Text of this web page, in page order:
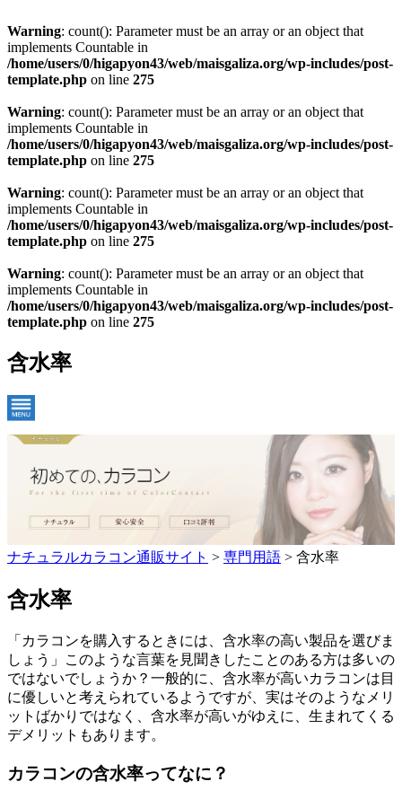
Warning: count(): Parameter must be an array or an object that
implements Countable in
/home/users/0/higapyon43/web/maisgaliza.org/wp-includes/post-
template.php on line 275
Warning: count(): Parameter must be an array or an object that
implements Countable in
/home/users/0/higapyon43/web/maisgaliza.org/wp-includes/post-
template.php on line 275
Warning: count(): Parameter must be an array or an object that
implements Countable in
/home/users/0/higapyon43/web/maisgaliza.org/wp-includes/post-
template.php on line 275
Warning: count(): Parameter must be an array or an object that
implements Countable in
/home/users/0/higapyon43/web/maisgaliza.org/wp-includes/post-
template.php on line 275
含水率
ナチュラルカラコン通販サイト > 専門用語 > 含水率
含水率
「カラコンを購入するときには、含水率の高い製品を選びま
しょう」このような言葉を見聞きしたことのある方は多いの
ではないでしょうか？一般的に、含水率が高いカラコンは目
に優しいと考えられているようですが、実はそのようなメリ
ットばかりではなく、含水率が高いがゆえに、生まれてくる
デメリットもあります。
カラコンの含水率ってなに？